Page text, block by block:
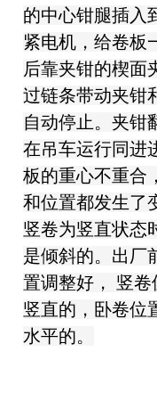
的中心钳腿插入
紧电机，给卷板
后靠夹钳的楔面
过链条带动夹钳
自动停止。夹钳
在吊车运行同进
板的重心不重合
和位置都发生了
竖卷为竖直状态
是倾斜的。出厂
置调整好， 竖
竖直的，卧卷位
水平的。